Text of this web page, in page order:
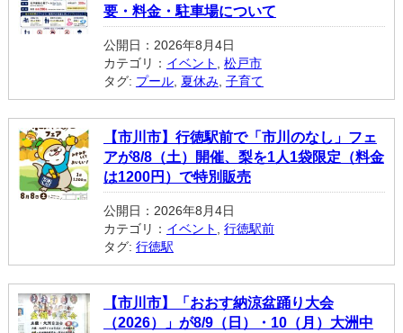
要・料金・駐車場について
公開日：2026年8月4日
カテゴリ： イベント
松戸市
タグ: プール, 夏休み, 子育て
【市川市】行徳駅前で「市川のなし」フェ
アが8/8（土）開催、梨を1人1袋限定（料金
は1200円）で特別販売
公開日：2026年8月4日
カテゴリ： イベント
行徳駅前
タグ: 行徳駅
【市川市】「おおす納涼盆踊り大会
（2026）」が8/9（日）・10（月）大洲中